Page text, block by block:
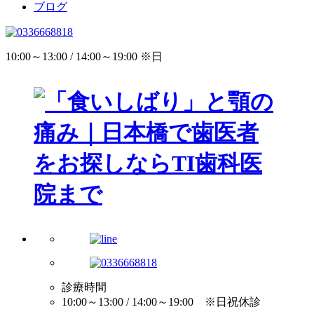
ブログ
10:00～13:00 / 14:00～19:00 ※日
診療時間
10:00～13:00 / 14:00～19:00 ※日祝休診